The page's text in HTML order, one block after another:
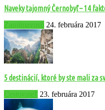
Naveky tajomný Černobyľ – 14
Zaujímavosti 24. februára 2017
5 destinácií, ktoré by ste mali za
Cestovateľ 23. februára 2017